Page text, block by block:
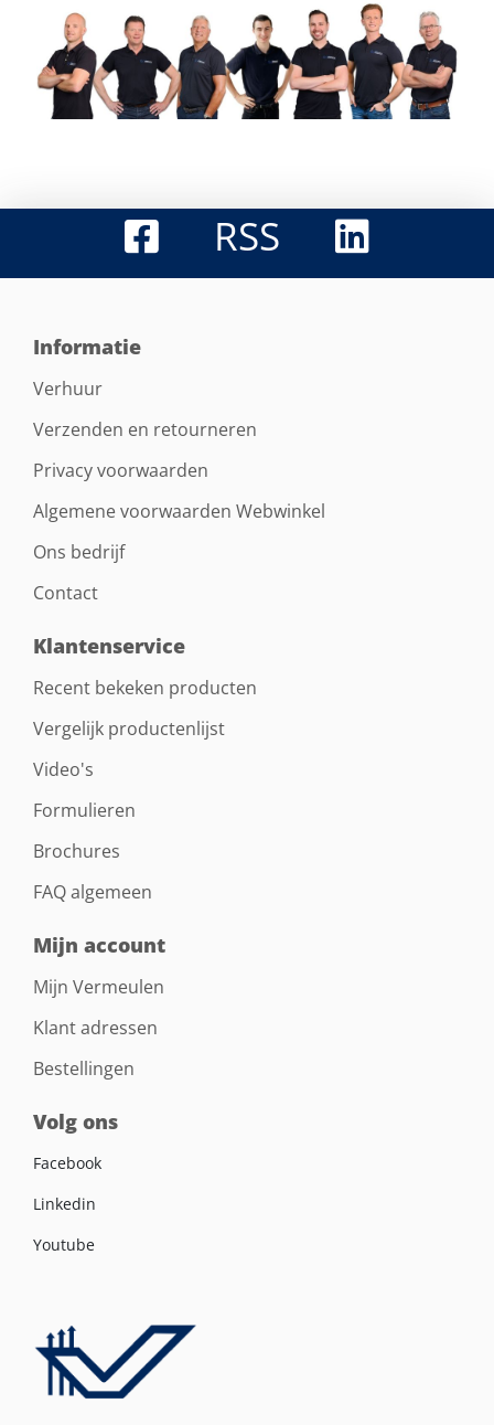
RSS
Informatie
Verhuur
Verzenden en retourneren
Privacy voorwaarden
Algemene voorwaarden Webwinkel
Ons bedrijf
Contact
Klantenservice
Recent bekeken producten
Vergelijk productenlijst
Video's
Formulieren
Brochures
FAQ algemeen
Mijn account
Mijn Vermeulen
Klant adressen
Bestellingen
Volg ons
Facebook
Linkedin
Youtube